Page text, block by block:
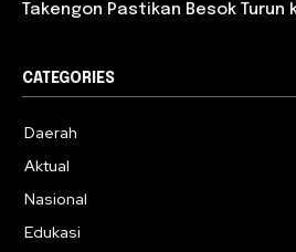
Takengon Pastikan Besok Turun
CATEGORIES
Daerah
Aktual
Nasional
Edukasi